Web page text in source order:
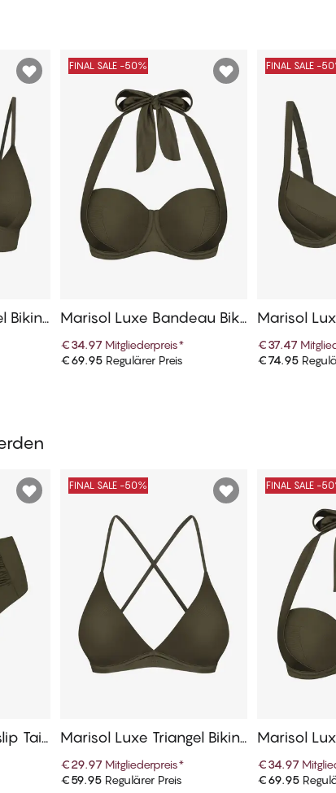
Bikini
In den Warenkorb
FINAL SALE -50%
Marisol Luxe Bandeau Biki
€34.97 Mitgliederpreis*
€69.95Regulärer Preis In
FINAL SALE -
Marisol
€37.47
€74.95
Tai
In den Warenkorb
FINAL SALE -50%
Marisol Luxe Triangel Bikini
€29.97 Mitgliederpreis*
€59.95Regulärer Preis In
FINAL SALE -
Marisol
ni Oberteile
€34.97
€69.95